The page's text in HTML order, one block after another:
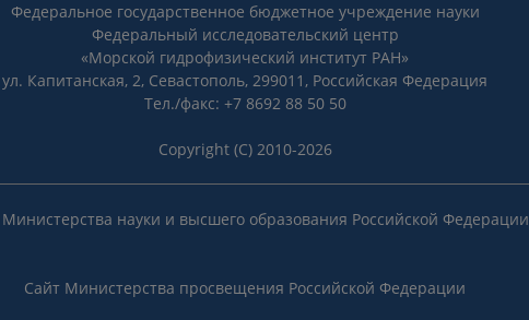
Федеральное государственное бюджетное учреждение науки
Федеральный исследовательский центр
«Морской гидрофизический институт РАН»
ул. Капитанская, 2, Севастополь, 299011, Российская Федерация
Тел./факс: +7 8692 88 50 50
Copyright (C) 2010-2026
науки и высшего образования Российской Федерации
Сайт Министерства просвещения Российской Федерации